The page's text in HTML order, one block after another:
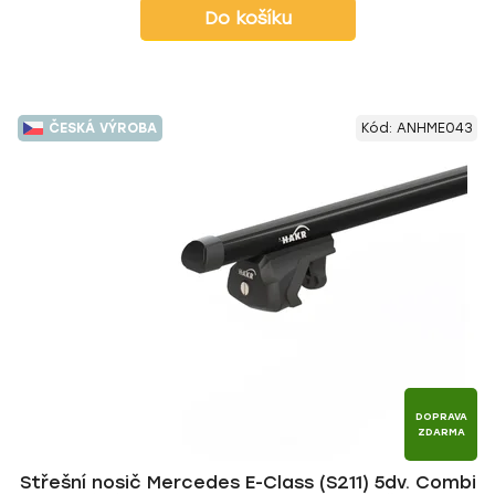
Do košíku
ČESKÁ VÝROBA
DOPRAVA
ZDARMA
Střešní nosič Mercedes E-Class (S211) 5dv. Combi
Kód: ANHME043